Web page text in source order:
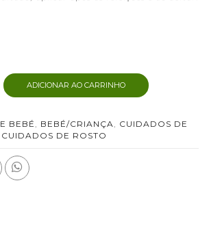
ADICIONAR AO CARRINHO
BEBÉ, BEBÉ/CRIANÇA, CUIDADOS DE
CUIDADOS DE ROSTO